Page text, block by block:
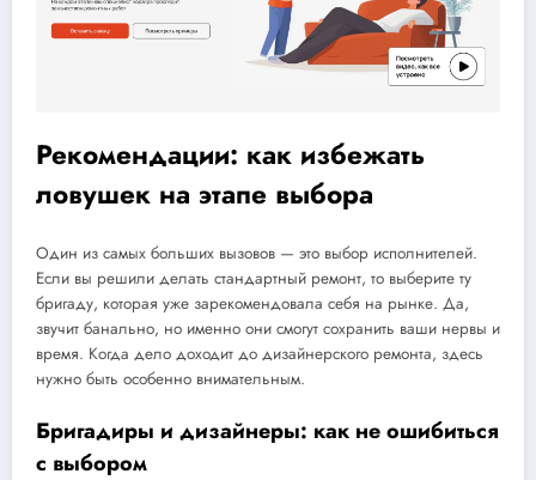
Рекомендации: как избежать
ловушек на этапе выбора
Один из самых больших вызовов — это выбор исполнителей.
Если вы решили делать стандартный ремонт, то выберите ту
бригаду, которая уже зарекомендовала себя на рынке. Да,
звучит банально, но именно они смогут сохранить ваши нервы и
время. Когда дело доходит до дизайнерского ремонта, здесь
нужно быть особенно внимательным.
Бригадиры и дизайнеры: как не ошибиться
с выбором